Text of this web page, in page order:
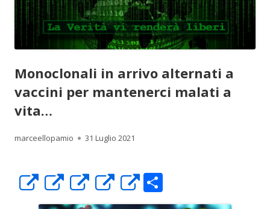
Monoclonali in arrivo alternati a
vaccini per mantenerci malati a
vita…
Autore
marceellopamio Pubblicato
31 Luglio 2021
Apre
in
Apre
in
Apre
in
Apre
in
Apre
in o